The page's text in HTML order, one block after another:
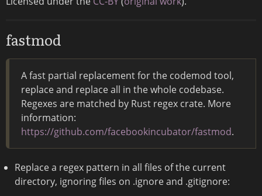
fastmod
A fast partial replacement for the codemod tool,
replace and replace all in the whole codebase.
Regexes are matched by Rust regex crate. More
information:
https://github.com/facebookincubator/fastmod.
Replace a regex pattern in all files of the current
directory, ignoring files on .ignore and .gitignore: